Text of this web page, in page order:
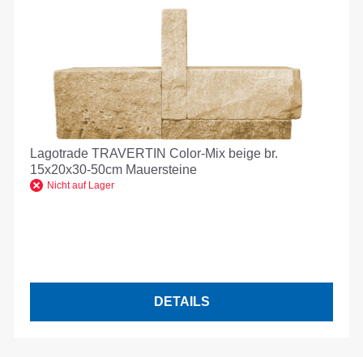
Lagotrade TRAVERTIN Color-Mix beige br.
15x20x30-50cm Mauersteine
Nicht auf Lager
DETAILS